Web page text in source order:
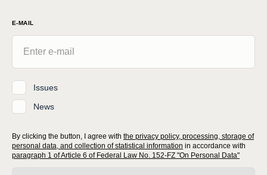
E-MAIL
Issues
News
By clicking the button, I agree with the privacy policy, processing, storage of
personal data, and collection of statistical information in accordance with
paragraph 1 of Article 6 of Federal Law No. 152-FZ "On Personal Data"